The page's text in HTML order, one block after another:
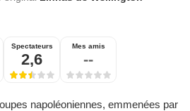
Spectateurs
2,6
Mes amis
--
napoléoniennes, emmenées par